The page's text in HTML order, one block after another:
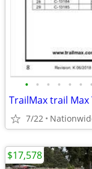
• • • • • • •
TrailMax trail
7/22
$17,578